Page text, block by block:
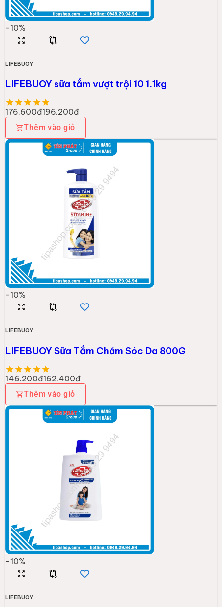
-10%
LIFEBUOY
LIFEBUOY sữa tắm vượt trội 10 1.1kg
176.600đ196.200đ
Thêm vào giỏ
-10%
LIFEBUOY
LIFEBUOY Sữa Tắm Chăm Sóc Da 800G
146.200đ162.400đ
Thêm vào giỏ
-10%
LIFEBUOY